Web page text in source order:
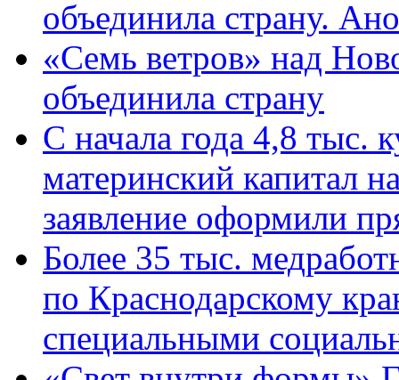
объединила страну.
«Семь ветров» над
объединила страну
С начала года 4,8 тыс.
материнский капитал
заявление оформили
Более 35 тыс.
по Краснодарскому
специальными